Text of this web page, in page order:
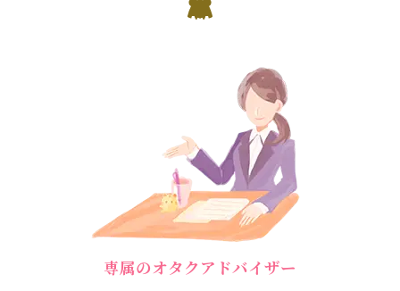
専属のオタクアドバイザー